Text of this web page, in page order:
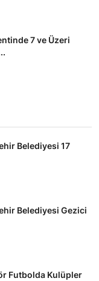
7 ve Üzeri
Belediyesi 17
Belediyesi Gezici
Futbolda Kulüpler